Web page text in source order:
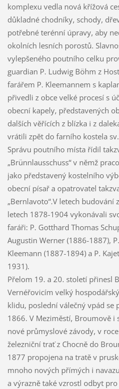
komplexu vedla nová křížová
důkladné chodníky, schody,
potřebné terénní úpravy, aby
okolních lesních porostů.
vylepšeného poutního celku
guardian P. Ludwig Böhm z
farářem P. Kleemannem s
přivedli z obce velké procesí s
obecní kapely, představených
dalších věřících z blízka i z
vrátili zpět do farního kostela
Správu poutního místa řídil
„Brünnlausschuss“ v němž
jako představený kostelního
obecní písař a opatrovatel
„Bernlavoto“.V letech
letech 1878-1904 vykonávali
faráři: P. Gotthard Thomas
Augustin Werner (1886-1887),
Kleemann (1887-1894) a P.
1931).
Přelom 19. a 20. století přinesl
Vernéřovicím velký
klidu, poslední válečný vpád
1866. V Meziměstí, Broumově i
nové průmyslové závody, v
železniční trať z Chocně do
1877 propojena na tratě v
mnoho nových přímých i
a výrazně také vzrostl odbyt